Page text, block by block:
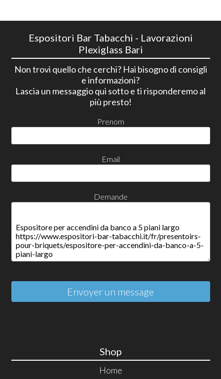
Espositori Bar Tabacchi - Lavorazioni
Plexiglass Bari
Non trovi quello che cerchi? Hai bisogno di consigli
e informazioni?
Lascia un messaggio qui sotto e ti risponderemo al
più presto!
Prenom
Email
Demande
Envoyer un message
Shop
Home